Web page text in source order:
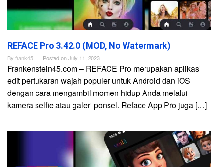
REFACE Pro 3.42.0 (MOD, No Watermark)
By frank45 Posted onJuly 11, 2023
Frankenstein45.com – REFACE Pro merupakan aplikasi
edit pertukaran wajah populer untuk Android dan iOS
dengan cara mengambil momen hidup Anda melalui
kamera selfie atau galeri ponsel. Reface App Pro juga […]